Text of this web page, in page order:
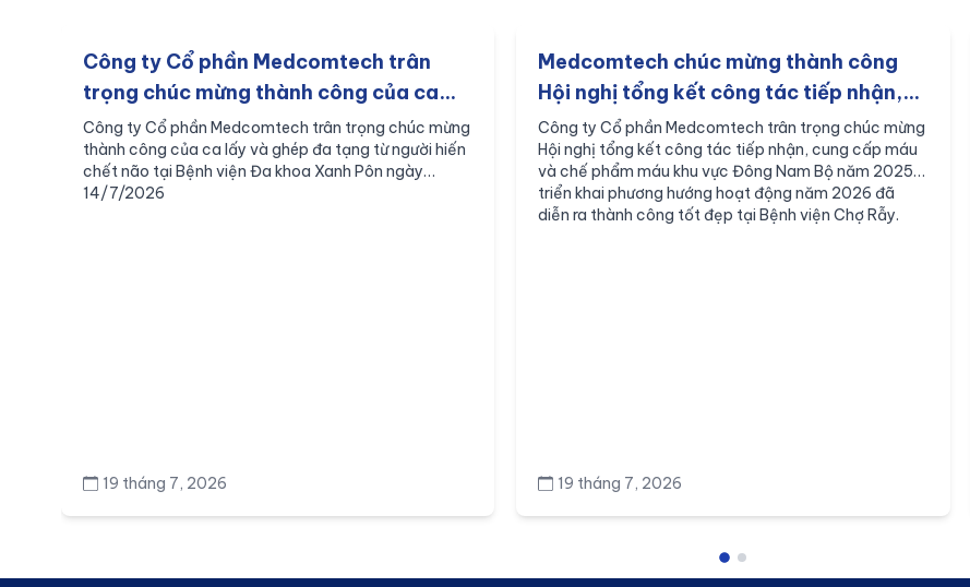
Công ty Cổ phần Medcomtech trân
trọng chúc mừng thành công của ca
lấy và ghép đa tạng từ người hiến chết
não tại Bệnh viện Đa khoa Xanh Pôn
ngày 14/7/2026
Công ty Cổ phần Medcomtech trân trọng chúc mừng
thành công của ca lấy và ghép đa tạng từ người hiến
chết não tại Bệnh viện Đa khoa Xanh Pôn ngày
14/7/2026
19 tháng 7, 2026
Medcomtech chúc mừng thành công
Hội nghị tổng kết công tác tiếp nhận,
cung cấp máu và chế phẩm máu khu
vực Đông Nam Bộ năm 2025
Công ty Cổ phần Medcomtech trân trọng chúc mừng
Hội nghị tổng kết công tác tiếp nhận, cung cấp máu
và chế phẩm máu khu vực Đông Nam Bộ năm 2025,
triển khai phương hướng hoạt động năm 2026 đã
diễn ra thành công tốt đẹp tại Bệnh viện Chợ Rẫy.
19 tháng 7, 2026